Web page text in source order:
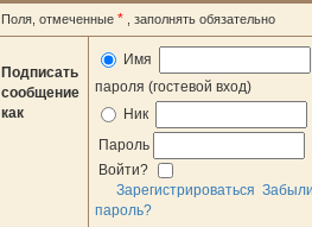
Поля, отмеченные * , заполнять обязательно
Подписать
сообщение
как
Имя
пароля (гостевой вход)
Ник
Пароль
Войти?
Зарегистрироваться
пароль?